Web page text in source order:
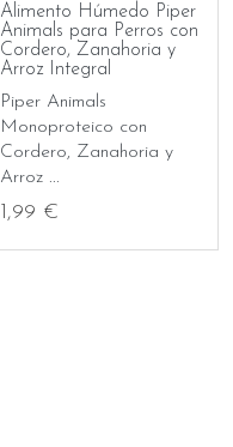
Alimento Húmedo Piper
Animals para Perros con
Cordero, Zanahoria y
Arroz Integral
Piper Animals
Monoproteico con
Cordero, Zanahoria y
Arroz ...
1,99 €